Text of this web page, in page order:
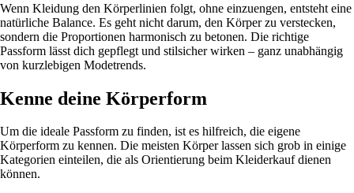
Wenn Kleidung den Körperlinien folgt, ohne einzuengen, entsteht eine
natürliche Balance. Es geht nicht darum, den Körper zu verstecken,
sondern die Proportionen harmonisch zu betonen. Die richtige
Passform lässt dich gepflegt und stilsicher wirken – ganz unabhängig
von kurzlebigen Modetrends.
Kenne deine Körperform
Um die ideale Passform zu finden, ist es hilfreich, die eigene
Körperform zu kennen. Die meisten Körper lassen sich grob in einige
Kategorien einteilen, die als Orientierung beim Kleiderkauf dienen
können.